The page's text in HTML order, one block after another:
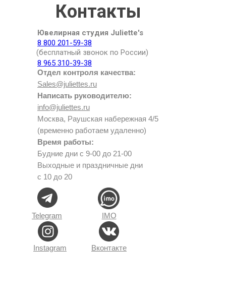
Отдел контроля качества:
Sales@juliettes.ru
Написать руководителю:
info@juliettes.ru
Москва, Раушская набережная 4/5
(временно работаем удаленно)
Время работы:
Будние дни с 9-00 до 21-00
Выходные и праздничные дни
с 10 до 20
Telegram
Вконтакте
Instagram
Ювелирная студия Juliette's
8 800 201-59-38
(бесплатный звонок по России)
8 965 310-39-38
IMO
Контакты